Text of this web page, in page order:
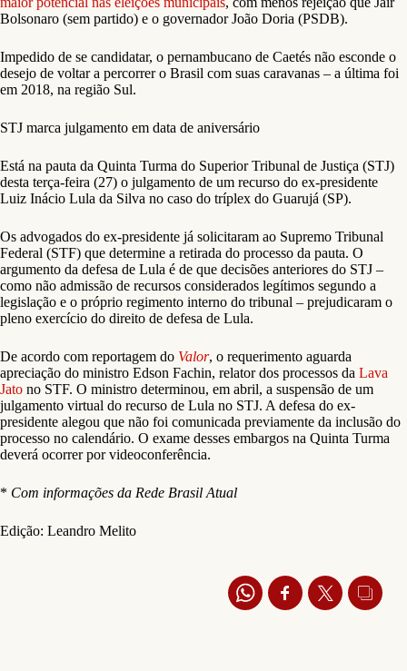
Bolsonaro (sem partido) e o governador João Doria (PSDB).
Impedido de se candidatar, o pernambucano de Caetés não esconde o
desejo de voltar a percorrer o Brasil com suas caravanas – a última foi
em 2018, na região Sul.
STJ marca julgamento em data de aniversário
Está na pauta da Quinta Turma do Superior Tribunal de Justiça (STJ)
desta terça-feira (27) o julgamento de um recurso do ex-presidente
Luiz Inácio Lula da Silva no caso do tríplex do Guarujá (SP).
Os advogados do ex-presidente já solicitaram ao Supremo Tribunal
Federal (STF) que determine a retirada do processo da pauta. O
argumento da defesa de Lula é de que decisões anteriores do STJ –
como não admissão de recursos considerados legítimos segundo a
legislação e o próprio regimento interno do tribunal – prejudicaram o
pleno exercício do direito de defesa de Lula.
De acordo com reportagem do Valor, o requerimento aguarda
apreciação do ministro Edson Fachin, relator dos processos da Lava
Jato no STF. O ministro determinou, em abril, a suspensão de um
julgamento virtual do recurso de Lula no STJ. A defesa do ex-
presidente alegou que não foi comunicada previamente da inclusão do
processo no calendário. O exame desses embargos na Quinta Turma
deverá ocorrer por videoconferência.
* Com informações da Rede Brasil Atual
Edição: Leandro Melito